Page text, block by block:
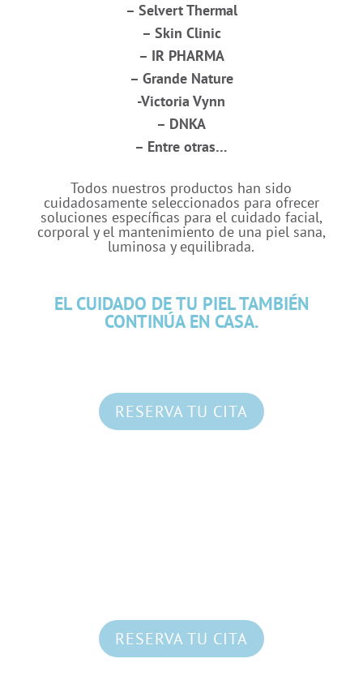
– Selvert Thermal
– Skin Clinic
– IR PHARMA
– Grande Nature
-Victoria Vynn
– DNKA
– Entre otras…
Todos nuestros productos han sido
cuidadosamente seleccionados para ofrecer
soluciones específicas para el cuidado facial,
corporal y el mantenimiento de una piel sana,
luminosa y equilibrada.
EL CUIDADO DE TU PIEL TAMBIÉN
CONTINÚA EN CASA.
RESERVA TU CITA
RESERVA TU CITA